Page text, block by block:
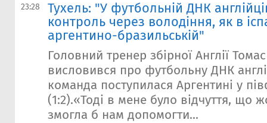
23:28
Тухель: "У футбольній ДНК
контроль через володіння, як в
аргентино-бразильській"
Головний тренер збірної Англії
висловився про футбольну ДНК
команда поступилася Аргентині у
(1:2).«Тоді в мене було відчуття, що
змогла б нам допомогти...